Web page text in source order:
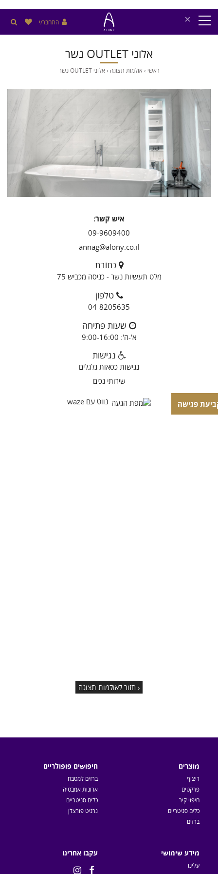
× התחבר/י
אלוני OUTLET נשר
ראשי › אולמות תצוגה › אלוני OUTLET נשר
איש קשר:
09-9609400
annag@alony.co.il
כתובת
מלט תעשיות נשר - כניסה מכביש 75
טלפון
04-8205635
שעות פתיחה
א'-ה': 9:00-16:00
נגישות
נגישות כסאות גלגלים
שירותי נכים
נווט עם waze
‹ חזור לאולמות תצוגה
פגישה
מוצרים
ריצוף
פרקטים
חיפוי קיר
כלים סניטריים
ברזים
חיפושים פופולריים
ברזים למטבח
ארונות אמבטיה
כלים סניטריים
גרניט פורצלן
מידע שימושי
עלינו
עקבו אחרינו

